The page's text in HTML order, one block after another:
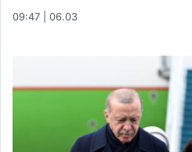
09:47 | 06.03